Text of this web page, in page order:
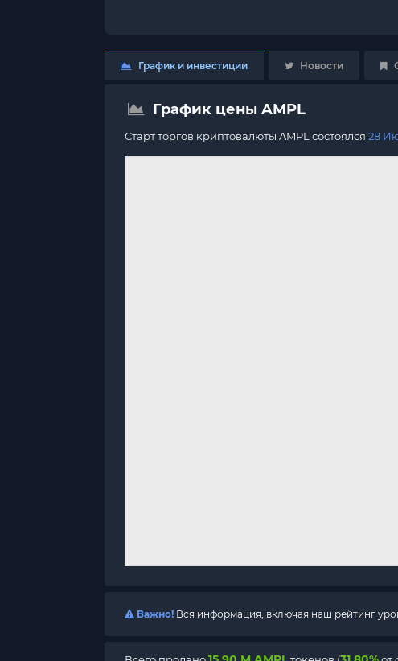
График и инвестиции Новости
График цены AMPL
Старт торгов криптовалюты AMPL состоялся 28
Важно! Вся информация, включая наш рейтинг